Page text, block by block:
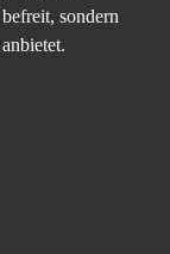
sondern